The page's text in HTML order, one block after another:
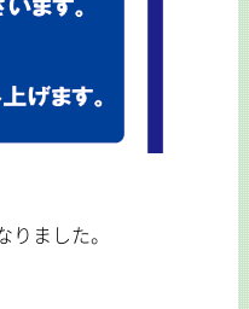
ました。